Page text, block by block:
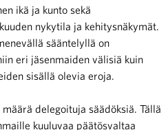
ikä ja kunto sekä
nykytila ja kehitysnäkymät.
sääntelyllä on
eri jäsenmaiden välisiä kuin
sisällä olevia eroja.
delegoituja säädöksiä. Tällä
kuuluvaa päätösvaltaa